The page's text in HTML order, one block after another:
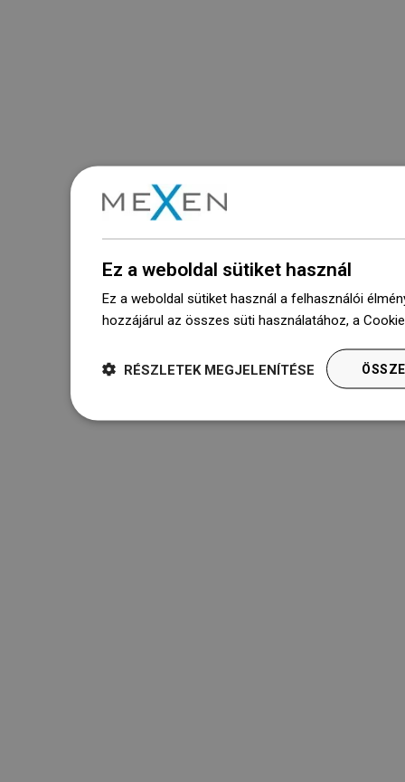
Ez a weboldal sütiket használ
Ez a weboldal sütiket használ a felhasználói
hozzájárul az összes süti használatához, a
RÉSZLETEK MEGJELENÍTÉSE